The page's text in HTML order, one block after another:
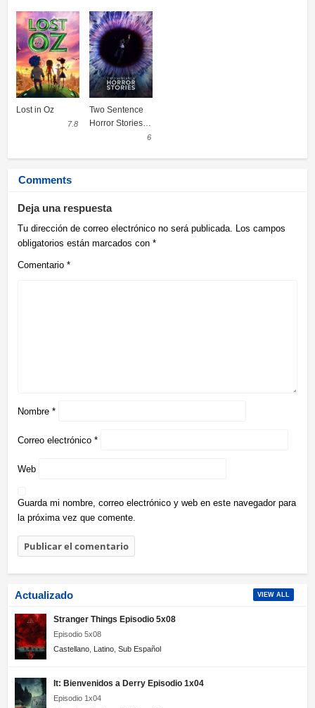
Lost in Oz
7.8
Two Sentence
Horror Stories
Serie Completa6
Comments
Deja una respuesta
Tu dirección de correo electrónico no será publicada. Los campos
obligatorios están marcados con *
Comentario *
Nombre *
Correo electrónico *
Web
Guarda mi nombre, correo electrónico y web en este navegador para
la próxima vez que comente.
Actualizado VIEW ALL
Stranger Things Episodio 5x08
Episodio 5x08
Castellano Latino Sub Español
It: Bienvenidos a Derry Episodio 1x04
Episodio 1x04